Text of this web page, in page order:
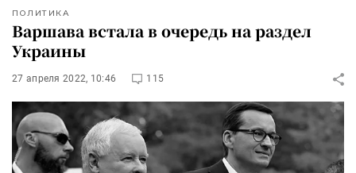
ПОЛИТИКА
Варшава встала в очередь на раздел
Украины
27 апреля 2022, 10:46 115